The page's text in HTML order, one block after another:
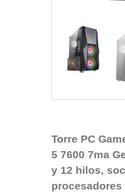
Torre PC
5 7600 7ma
y 12 hilos,
procesadores